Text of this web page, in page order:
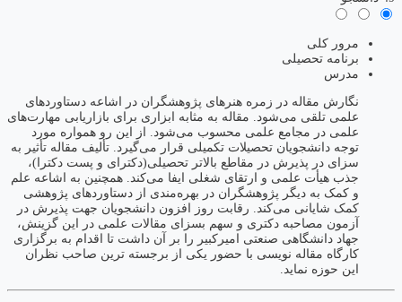
مرور کلی
برنامه تحصیلی
مدرس
نگارش مقاله در زمره هنر‌های پژوهشگران در اشاعه دستاورد‌های
علمی تلقی می‌شود. مقاله به مثابه ابزاری برای بازاریابی مهارت‌های
علمی در مجامع علمی محسوب می‌شود. از این رو همواره مورد
توجه دانشجویان تحصیلات تکمیلی قرار می‌گیرد. تألیف مقاله تأثیر به
سزای در پذیرش در مقاطع بالاتر تحصیلی(دکترای و پست دکترا)،
جذب هیأت علمی و ارتقای شغلی ایفا می‌کند. همچنین به اشاعه علم
و کمک به دیگر پژوهشگران در بهره‌مندی از دستاورد‌های پژوهشی
کمک شایانی می‌کند. رقابت روز افزون دانشجویان جهت پذیرش در
آزمون مصاحبه دکتری و سهم بسزای مقالات علمی در این گزینش،
جهاد دانشگاهی صنعتی امیرکبیر را بر آن داشت تا اقدام به برگزاری
کارگاه مقاله نویسی با حضور یکی از برجسته ترین صاحب نظران
این حوزه نماید.